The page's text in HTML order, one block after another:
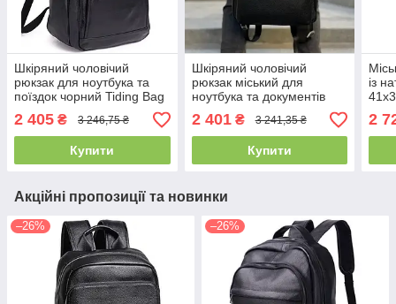
Шкіряний чоловічий
рюкзак для ноутбука та
поїздок чорний Tiding Bag
D3-93438
2 405 ₴ 3 246,75 ₴
Купити
Шкіряний чоловічий
рюкзак міський для
ноутбука та документів
чорний Tiding Bag 20334
2 401₴ 3 241,35 ₴
Купити
із
для
2
Акційні пропозиції та новинки
–26% –26%